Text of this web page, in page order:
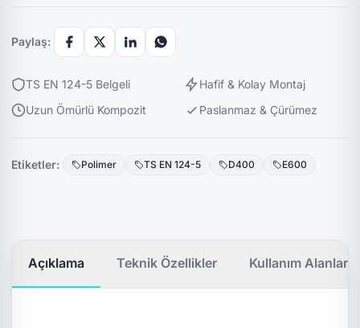
Paylaş:
TS EN 124-5 Belgeli
Hafif & Kolay Montaj
Uzun Ömürlü Kompozit
Paslanmaz & Çürümez
Etiketler: Polimer TS EN 124-5 D400 E600
Açıklama Teknik Özellikler Kullanım Alanları